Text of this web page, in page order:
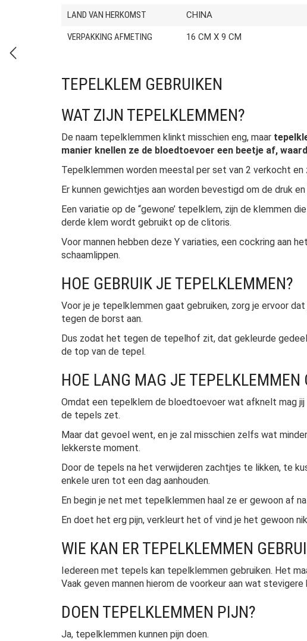
LAND VAN HERKOMST CHINA
VERPAKKING AFMETING 16 CM X 9 CM
TEPELKLEM GEBRUIKEN
WAT ZIJN TEPELKLEMMEN?
De naam tepelklemmen klinkt misschien eng, maar
manier knellen ze de bloedtoevoer een beetje af,
Tepelklemmen worden meestal per set van 2 verkocht en
Er kunnen gewichtjes aan worden bevestigd om de druk
Een variatie op de “gewone’ tepelklem, zijn de klemmen
derde klem wordt gebruikt op de clitoris.
Voor mannen hebben deze Y variaties, een cockring aan
schaamlippen.
HOE GEBRUIK JE TEPELKLEMMEN?
Voor je je tepelklemmen gaat gebruiken, zorg je ervoor
tegen de borst aan.
Dus zodat het tegen de tepelhof zit, dat gekleurde
de top van de tepel.
HOE LANG MAG JE TEPELKLEMMEN
Omdat een tepelklem de bloedtoevoer wat afknelt mag jij
de tepels zet.
Maar dat gevoel went, en je zal misschien zelfs wat
lekkerste moment.
Door de tepels na het verwijderen zachtjes te likken, te
enkele uren tot een dag aanhouden.
En begin je net met tepelklemmen haal ze er gewoon af
En doet het erg pijn, verkleurt het of vind je het gewoon
WIE KAN ER TEPELKLEMMEN
Iedereen met tepels kan tepelklemmen gebruiken. Het
Vaak geven mannen hierom de voorkeur aan wat
DOEN TEPELKLEMMEN PIJN?
Ja, tepelklemmen kunnen pijn doen.